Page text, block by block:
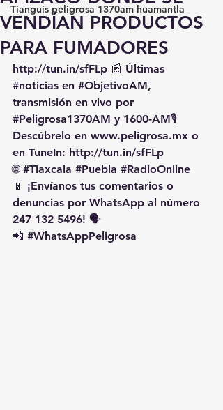
Tianguis peligrosa 1370am huamantla
VENDÍAN PRODUCTOS
PARA FUMADORES
http://tun.in/sfFLp 📰 Últimas
#noticias en #ObjetivoAM,
transmisión en vivo por
#Peligrosa1370AM y 1600-AM🎙️
Descúbrelo en www.peligrosa.mx o
en TuneIn: http://tun.in/sfFLp
🌐 #Tlaxcala #Puebla #RadioOnline
📱 ¡Envíanos tus comentarios o
denuncias por WhatsApp al número
247 132 5496! 🗣️
📲 #WhatsAppPeligrosa